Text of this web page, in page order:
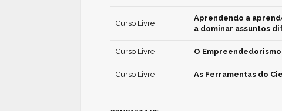
Curso Livre
Aprendendo a
a dominar assuntos
Curso Livre O
Curso Livre As Ferramentas do